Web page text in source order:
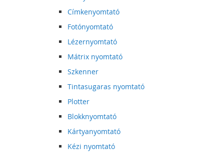
Címkenyomtató
Fotónyomtató
Lézernyomtató
Mátrix nyomtató
Szkenner
Tintasugaras nyomtató
Plotter
Blokknyomtató
Kártyanyomtató
Kézi nyomtató